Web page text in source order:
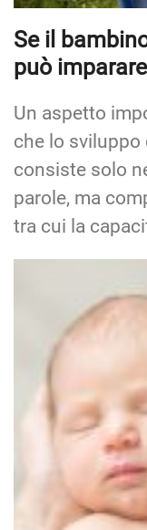
Se il
può
Un aspetto
che lo sviluppo
consiste solo
parole, ma
tra cui la